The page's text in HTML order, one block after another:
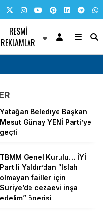
RESMI
REKLAMLAR
Yatağan Belediye Başkanı
Mesut Günay YENİ Parti’ye
geçti
TBMM Genel Kurulu… İYİ
Partili Yaldır’dan “Islah
olmayan failler için
Suriye’de cezaevi inşa
edelim” önerisi